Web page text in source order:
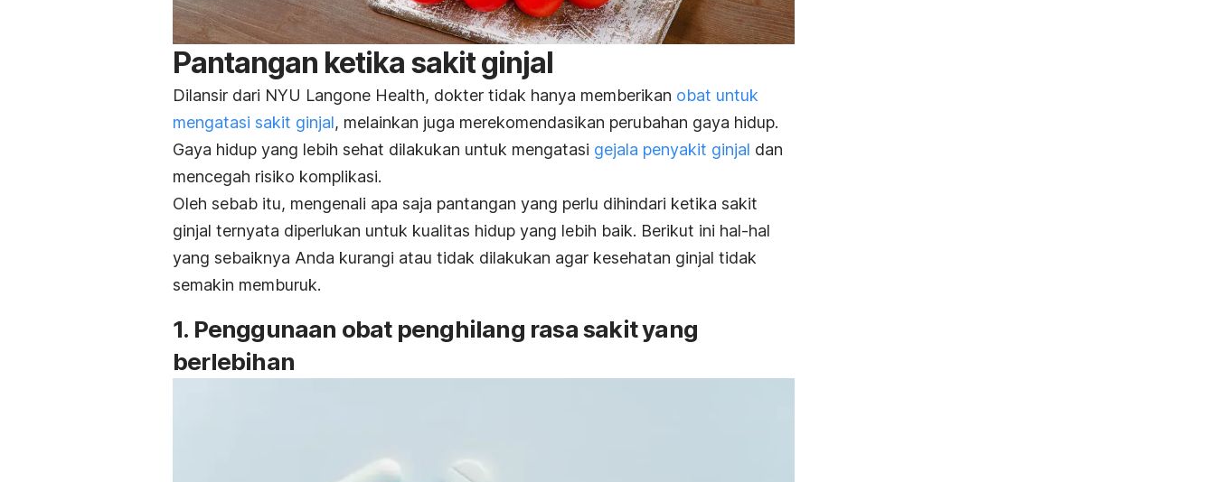
Pantangan ketika sakit ginjal
Dilansir dari NYU Langone Health, dokter tidak hanya memberikan obat untuk
mengatasi sakit ginjal, melainkan juga merekomendasikan perubahan gaya hidup.
Gaya hidup yang lebih sehat dilakukan untuk mengatasi gejala penyakit ginjal dan
mencegah risiko komplikasi.
Oleh sebab itu, mengenali apa saja pantangan yang perlu dihindari ketika sakit
ginjal ternyata diperlukan untuk kualitas hidup yang lebih baik. Berikut ini hal-hal
yang sebaiknya Anda kurangi atau tidak dilakukan agar kesehatan ginjal tidak
semakin memburuk.
1. Penggunaan obat penghilang rasa sakit yang
berlebihan